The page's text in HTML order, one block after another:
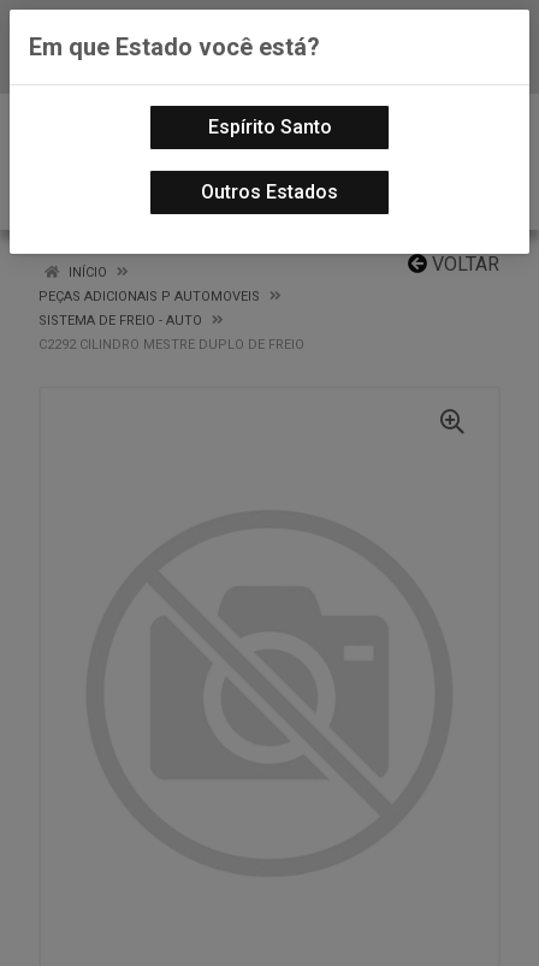
Baixe já nosso APP
VOLTAR
INÍCIO
PEÇAS ADICIONAIS P AUTOMOVEIS
SISTEMA DE FREIO - AUTO
C2292 CILINDRO MESTRE DUPLO DE FREIO
Em que Estado você está?
Espírito Santo
Outros Estados